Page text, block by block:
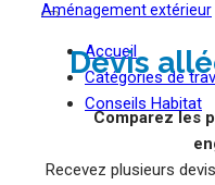
Accueil
Catégories de
Conseils Habitat
Aménagement extérieur
Devis
Comparez les
Recevez plusieurs